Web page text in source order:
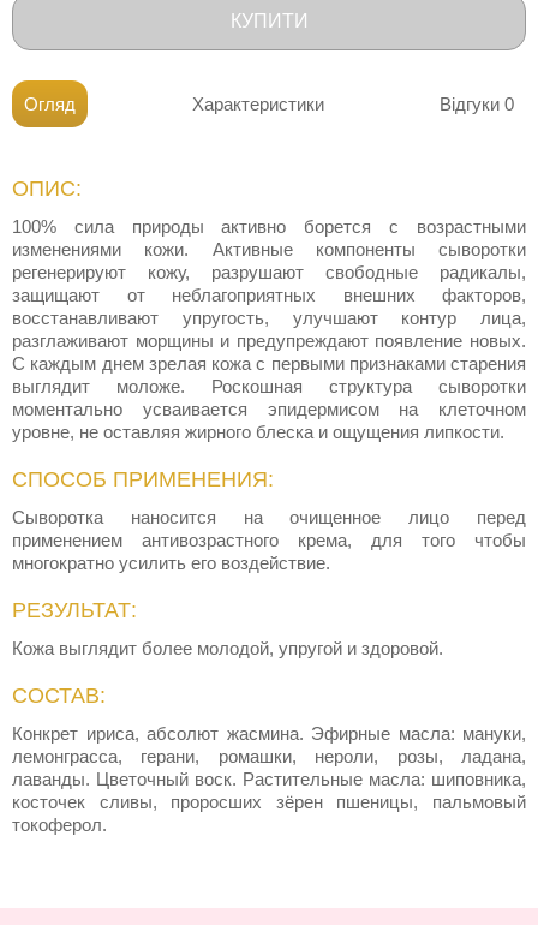
КУПИТИ
Огляд Характеристики Відгуки 0
ОПИС:
100% сила природы активно борется с возрастными
изменениями кожи. Активные компоненты сыворотки
регенерируют кожу, разрушают свободные радикалы,
защищают от неблагоприятных внешних факторов,
восстанавливают упругость, улучшают контур лица,
разглаживают морщины и предупреждают появление новых.
С каждым днем зрелая кожа с первыми признаками старения
выглядит моложе. Роскошная структура сыворотки
моментально усваивается эпидермисом на клеточном
уровне, не оставляя жирного блеска и ощущения липкости.
СПОСОБ ПРИМЕНЕНИЯ:
Сыворотка наносится на очищенное лицо перед
применением антивозрастного крема, для того чтобы
многократно усилить его воздействие.
РЕЗУЛЬТАТ:
Кожа выглядит более молодой, упругой и здоровой.
СОСТАВ:
Конкрет ириса, абсолют жасмина. Эфирные масла: мануки,
лемонграсса, герани, ромашки, нероли, розы, ладана,
лаванды. Цветочный воск. Растительные масла: шиповника,
косточек сливы, проросших зёрен пшеницы, пальмовый
токоферол.